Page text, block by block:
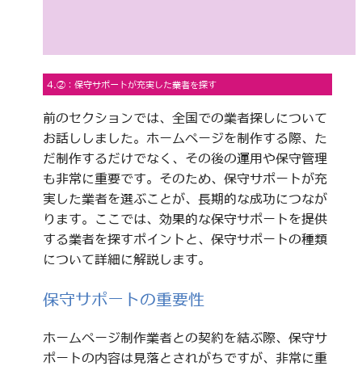
4.②：保守サポートが充実した業者を探す
前のセクションでは、全国での業者探しについて
お話ししました。ホームページを制作する際、た
だ制作するだけでなく、その後の運用や保守管理
も非常に重要です。そのため、保守サポートが充
実した業者を選ぶことが、長期的な成功につなが
ります。ここでは、効果的な保守サポートを提供
する業者を探すポイントと、保守サポートの種類
について詳細に解説します。
保守サポートの重要性
ホームページ制作業者との契約を結ぶ際、保守サ
ポートの内容は見落とされがちですが、非常に重